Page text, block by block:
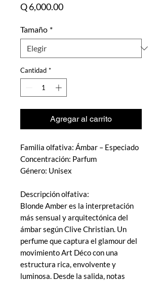
Q 6,000.00Precio
Tamaño *
Cantidad *
Agregar al carrito
Familia olfativa: Ámbar – Especiado
Concentración: Parfum
Género: Unisex
Descripción olfativa:
Blonde Amber es la interpretación
más sensual y arquitectónica del
ámbar según Clive Christian. Un
perfume que captura el glamour del
movimiento Art Déco con una
estructura rica, envolvente y
luminosa. Desde la salida, notas